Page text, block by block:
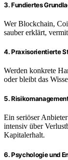
3. Fundiertes
Wer Blockchain,
sauber erklärt,
4. Praxisorientierte
Werden konkrete
oder bleibt das
5.
Ein seriöser
intensiv über
Kapitalerhalt.
6. Psychologie und